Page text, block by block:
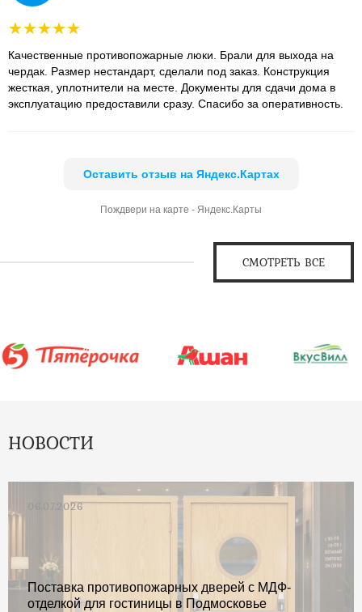
Качественные противопожарные люки. Брали для выхода на
чердак. Размер нестандарт, сделали под заказ. Конструкция
жесткая, уплотнители на месте. Документы для сдачи дома в
эксплуатацию предоставили сразу. Спасибо за оперативность.
Оставить отзыв на Яндекс.Картах
Пождвери на карте - Яндекс.Карты
СМОТРЕТЬ ВСЕ
НОВОСТИ
06.07.2026
Поставка противопожарных дверей с МДФ-
отделкой для гостиницы в Подмосковье